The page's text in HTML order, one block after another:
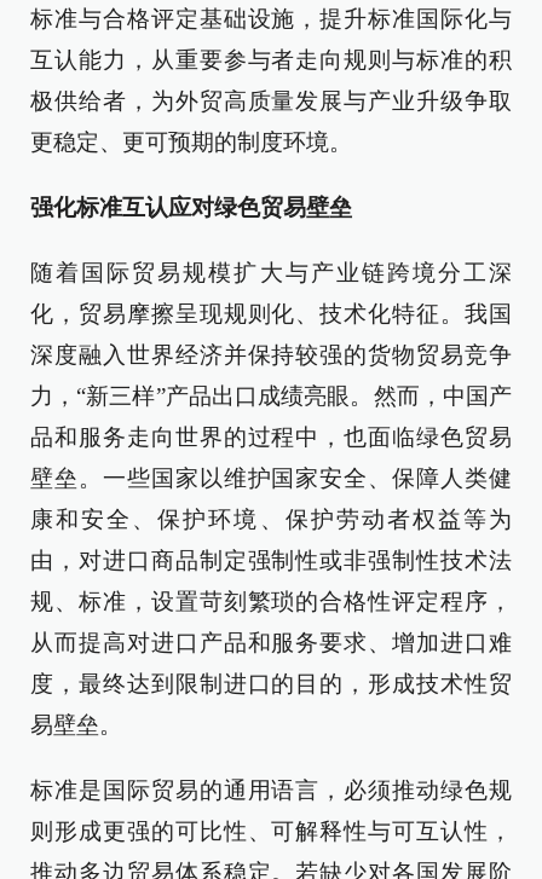
标准与合格评定基础设施，提升标准国际化与
互认能力，从重要参与者走向规则与标准的积
极供给者，为外贸高质量发展与产业升级争取
更稳定、更可预期的制度环境。
强化标准互认应对绿色贸易壁垒
随着国际贸易规模扩大与产业链跨境分工深
化，贸易摩擦呈现规则化、技术化特征。我国
深度融入世界经济并保持较强的货物贸易竞争
力，“新三样”产品出口成绩亮眼。然而，中国产
品和服务走向世界的过程中，也面临绿色贸易
壁垒。一些国家以维护国家安全、保障人类健
康和安全、保护环境、保护劳动者权益等为
由，对进口商品制定强制性或非强制性技术法
规、标准，设置苛刻繁琐的合格性评定程序，
从而提高对进口产品和服务要求、增加进口难
度，最终达到限制进口的目的，形成技术性贸
易壁垒。
标准是国际贸易的通用语言，必须推动绿色规
则形成更强的可比性、可解释性与可互认性，
推动多边贸易体系稳定。若缺少对各国发展阶